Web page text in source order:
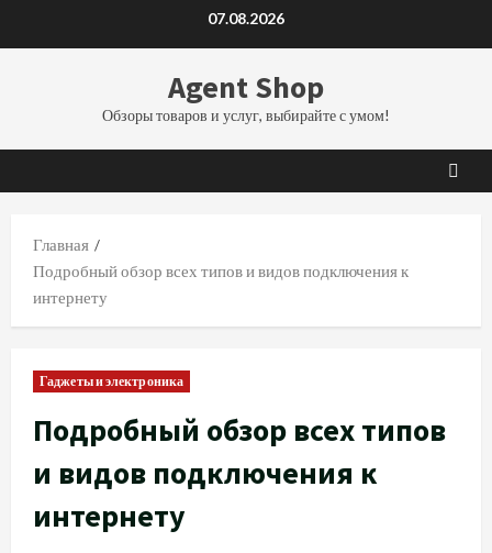
07.08.2026
Agent Shop
Обзоры товаров и услуг, выбирайте с умом!
Главная
Подробный обзор всех типов и видов подключения к
интернету
Гаджеты и электроника
Подробный обзор всех типов
и видов подключения к
интернету